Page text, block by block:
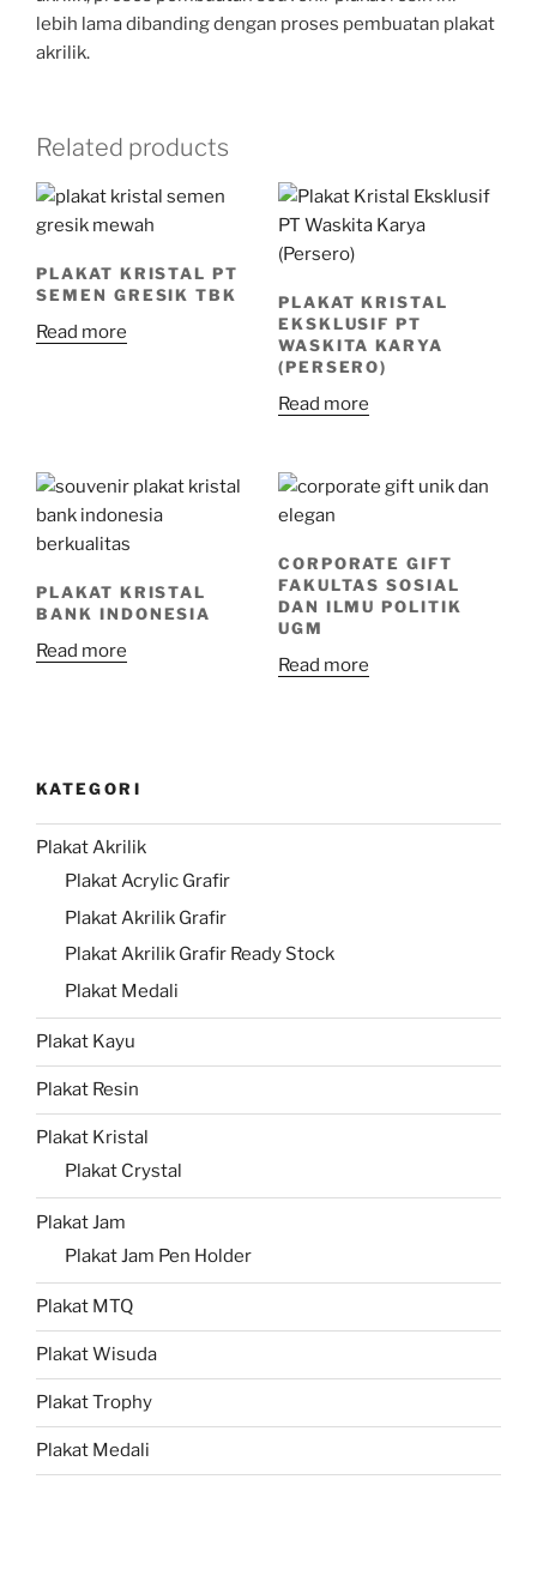
lebih lama dibanding dengan proses pembuatan plakat
akrilik.
Related products
PLAKAT KRISTAL PT
SEMEN GRESIK TBK
Read more
PLAKAT KRISTAL
EKSKLUSIF PT
WASKITA KARYA
(PERSERO)
Read more
PLAKAT KRISTAL
BANK INDONESIA
Read more
CORPORATE GIFT
FAKULTAS SOSIAL
DAN ILMU POLITIK
UGM
Read more
KATEGORI
Plakat Akrilik
Plakat Acrylic Grafir
Plakat Akrilik Grafir
Plakat Akrilik Grafir Ready Stock
Plakat Medali
Plakat Kayu
Plakat Resin
Plakat Kristal
Plakat Crystal
Plakat Jam
Plakat Jam Pen Holder
Plakat MTQ
Plakat Wisuda
Plakat Trophy
Plakat Medali